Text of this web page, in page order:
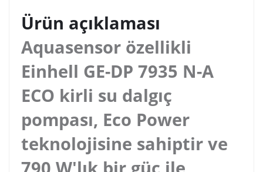
Ürün açıklaması
Aquasensor özellikli
Einhell GE-DP 7935 N-A
ECO kirli su dalgıç
pompası, Eco Power
teknolojisine sahiptir ve